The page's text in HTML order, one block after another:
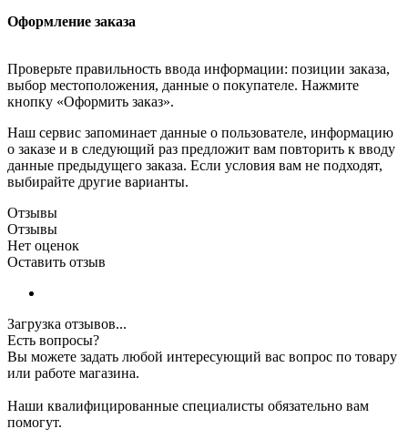
Оформление заказа
Проверьте правильность ввода информации: позиции заказа,
выбор местоположения, данные о покупателе. Нажмите
кнопку «Оформить заказ».
Наш сервис запоминает данные о пользователе, информацию
о заказе и в следующий раз предложит вам повторить к вводу
данные предыдущего заказа. Если условия вам не подходят,
выбирайте другие варианты.
Отзывы
Отзывы
Нет оценок
Оставить отзыв
Загрузка отзывов...
Есть вопросы?
Вы можете задать любой интересующий вас вопрос по товару
или работе магазина.
Наши квалифицированные специалисты обязательно вам
помогут.